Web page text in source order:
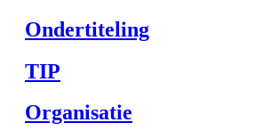
Ondertiteling
TIP
Organisatie